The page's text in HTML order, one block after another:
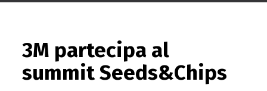
3M partecipa al
summit Seeds&Chips